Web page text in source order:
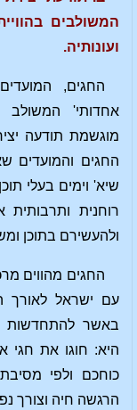
המשולבים
ועונותיה.
החגים,
אחדותי' המשולב
מוגשמת תודעה
החגים והמועדים
שיא' וימים בעלי
רוחנית ותרבותית
ולהעשירם בתוכן
החגים מהווים
עם ישראל לאורך
באשר להתחדשות
היא: חוגו את חגי
כוחכם ולפי
הרגשה חיה וצורך